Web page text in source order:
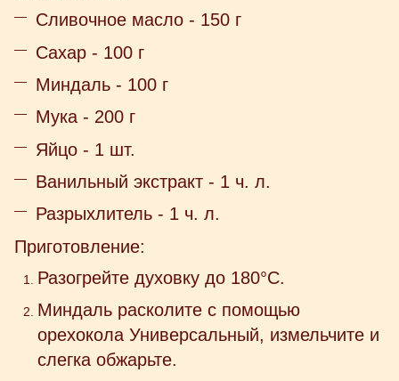
Сливочное масло - 150 г
Сахар - 100 г
Миндаль - 100 г
Мука - 200 г
Яйцо - 1 шт.
Ванильный экстракт - 1 ч. л.
Разрыхлитель - 1 ч. л.
Приготовление:
Разогрейте духовку до 180°C.
Миндаль расколите с помощью
орехокола Универсальный, измельчите и
слегка обжарьте.